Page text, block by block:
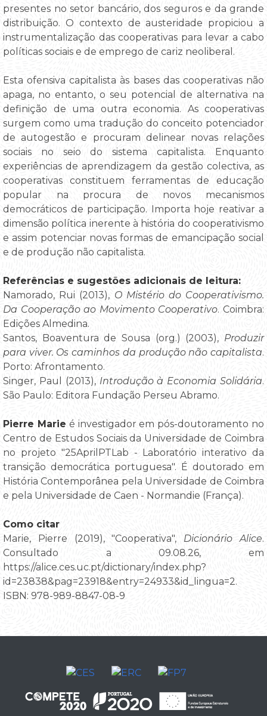
presentes no setor bancário, dos seguros e da grande
distribuição. O contexto de austeridade propiciou a
instrumentalização das cooperativas para levar a cabo
políticas sociais e de emprego de cariz neoliberal.
Esta ofensiva capitalista às bases das cooperativas não
apaga, no entanto, o seu potencial de alternativa na
definição de uma outra economia. As cooperativas
surgem como uma tradução do conceito potenciador
de autogestão e procuram delinear novas relações
sociais no seio do sistema capitalista. Enquanto
experiências de aprendizagem da gestão colectiva, as
cooperativas constituem ferramentas de educação
popular na procura de novos mecanismos
democráticos de participação. Importa hoje reativar a
dimensão política inerente à história do cooperativismo
e assim potenciar novas formas de emancipação social
e de produção não capitalista.
Referências e sugestões adicionais de leitura:
Namorado, Rui (2013), O Mistério do Cooperativismo.
Da Cooperação ao Movimento Cooperativo. Coimbra:
Edições Almedina.
Santos, Boaventura de Sousa (org.) (2003), Produzir
para viver. Os caminhos da produção não capitalista.
Porto: Afrontamento.
Singer, Paul (2013), Introdução à Economia Solidária.
São Paulo: Editora Fundação Perseu Abramo.
Pierre Marie é investigador em pós-doutoramento no
Centro de Estudos Sociais da Universidade de Coimbra
no projeto "25AprilPTLab - Laboratório interativo da
transição democrática portuguesa". É doutorado em
História Contemporânea pela Universidade de Coimbra
e pela Universidade de Caen - Normandie (França).
Como citar
Marie, Pierre (2019), "Cooperativa", Dicionário Alice.
Consultado a 09.08.26, em
https://alice.ces.uc.pt/dictionary/index.php?
id=23838&pag=23918&entry=24933&id_lingua=2.
ISBN: 978-989-8847-08-9